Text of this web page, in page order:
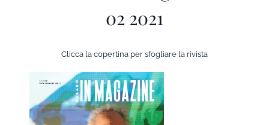
02 2021
Clicca la copertina per sfogliare la rivista